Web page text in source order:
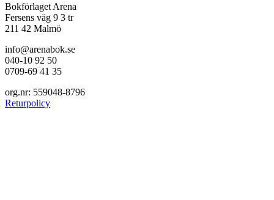
Bokförlaget Arena
Fersens väg 9 3 tr
211 42 Malmö
info@arenabok.se
040-10 92 50
0709-69 41 35
org.nr: 559048-8796
Returpolicy